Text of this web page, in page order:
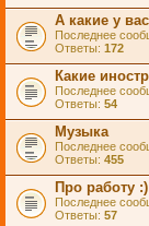
А какие у
Последнее
Ответы: 172
Какие
Последнее
Ответы: 54
Музыка
Последнее
Ответы: 455
Про работу :)
Последнее
Ответы: 57